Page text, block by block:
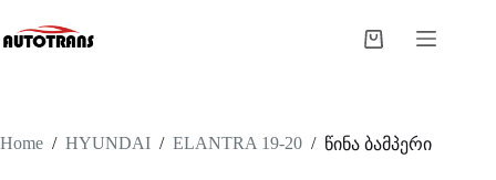
Home / HYUNDAI / ELANTRA 19-20 / წინა ბამპერი